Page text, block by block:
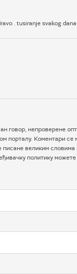
. tusiranje svakog
говор, непроверене
порталу. Коментари
великим
политику